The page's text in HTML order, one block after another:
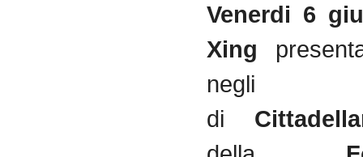
Venerdi 6
Xing
negli
di